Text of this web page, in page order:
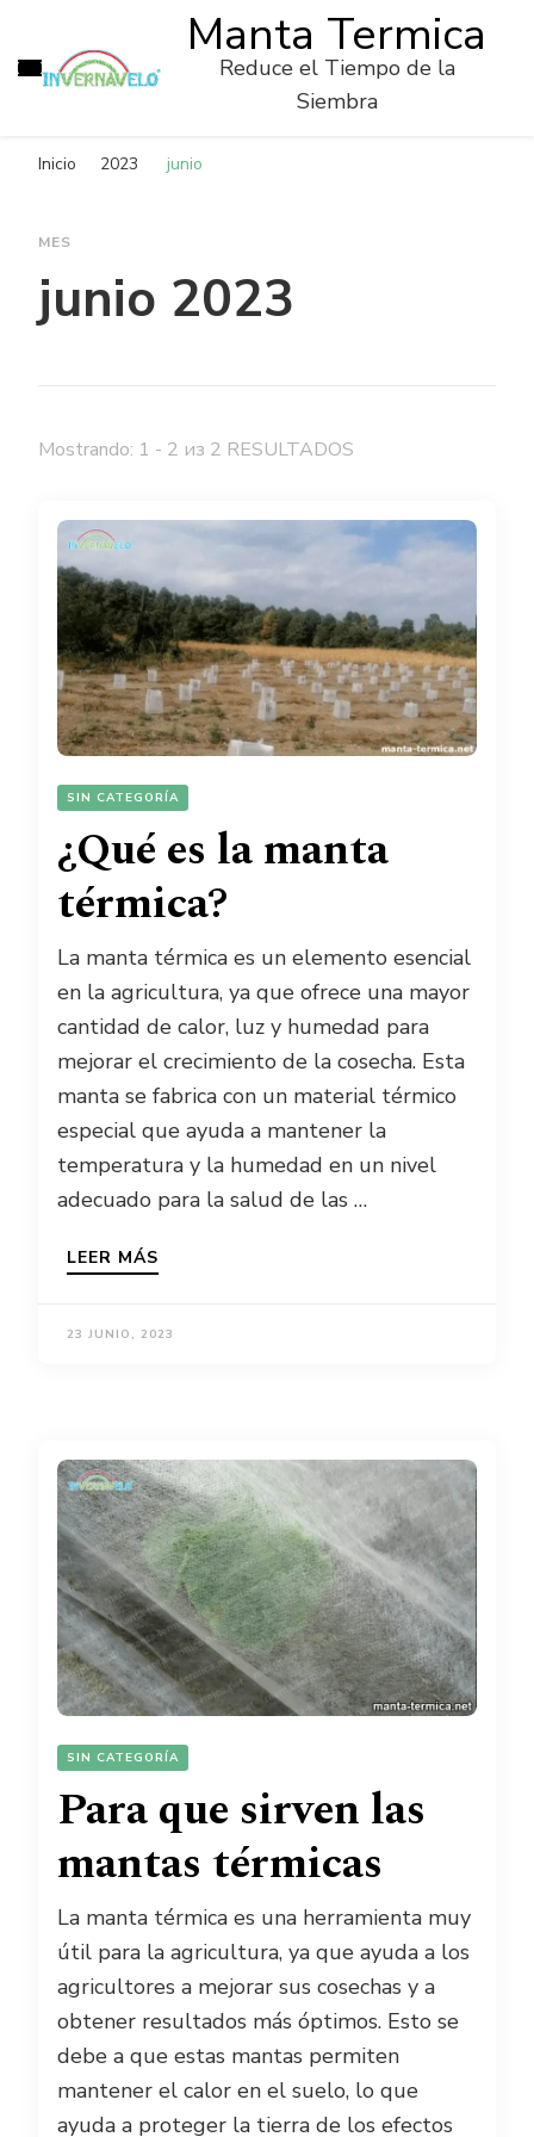
Manta Termica
Reduce el Tiempo de la
Siembra
Inicio 2023 junio
MES
junio 2023
Mostrando: 1 - 2 из 2 RESULTADOS
SIN CATEGORÍA
¿Qué es la manta
térmica?
La manta térmica es un elemento esencial
en la agricultura, ya que ofrece una mayor
cantidad de calor, luz y humedad para
mejorar el crecimiento de la cosecha. Esta
manta se fabrica con un material térmico
especial que ayuda a mantener la
temperatura y la humedad en un nivel
adecuado para la salud de las …
LEER MÁS
23 JUNIO, 2023
SIN CATEGORÍA
Para que sirven las
mantas térmicas
La manta térmica es una herramienta muy
útil para la agricultura, ya que ayuda a los
agricultores a mejorar sus cosechas y a
obtener resultados más óptimos. Esto se
debe a que estas mantas permiten
mantener el calor en el suelo, lo que
ayuda a proteger la tierra de los efectos